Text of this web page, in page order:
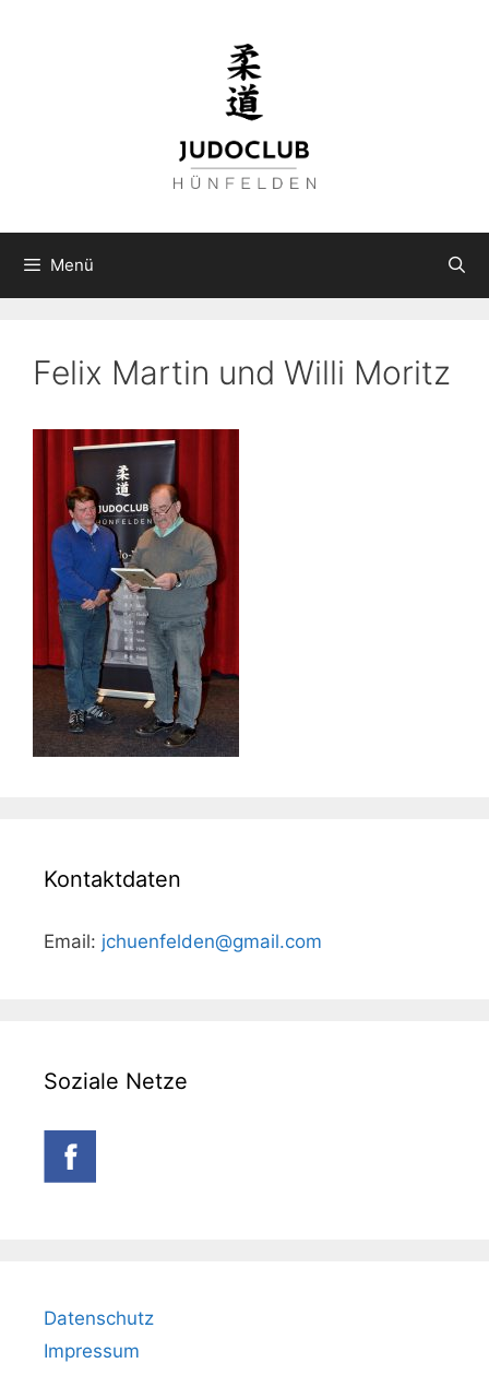
Menü
Felix Martin und Willi Moritz
Kontaktdaten
Email: jchuenfelden@gmail.com
Soziale Netze
Datenschutz
Impressum